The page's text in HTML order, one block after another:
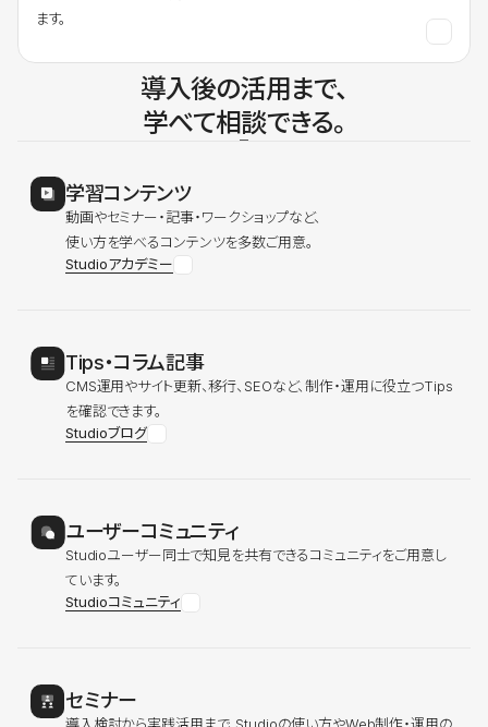
ます。
導入後の活用まで、
学べて相談できる。
学習コンテンツ
動画やセミナー・記事・ワークショップなど、
使い方を学べるコンテンツを多数ご用意。
Studioアカデミー
Tips・コラム記事
CMS運用やサイト更新、移行、SEOなど、制作・運用に役立つTips
を確認できます。
Studioブログ
ユーザーコミュニティ
Studioユーザー同士で知見を共有できるコミュニティをご用意し
ています。
Studioコミュニティ
セミナー
導入検討から実践活用まで、Studioの使い方やWeb制作・運用の